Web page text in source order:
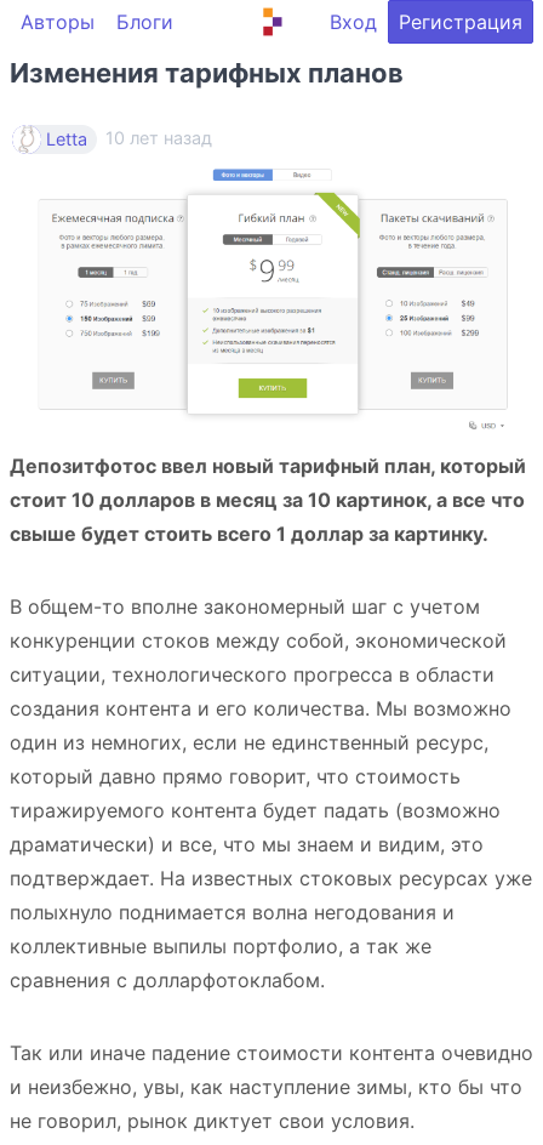
Авторы Блоги Вход Регистрация
Изменения тарифных планов
Letta 10 лет назад
Депозитфотос ввел новый тарифный план, который
стоит 10 долларов в месяц за 10 картинок, а все что
свыше будет стоить всего 1 доллар за картинку.
В общем-то вполне закономерный шаг с учетом
конкуренции стоков между собой, экономической
ситуации, технологического прогресса в области
создания контента и его количества. Мы возможно
один из немногих, если не единственный ресурс,
который давно прямо говорит, что стоимость
тиражируемого контента будет падать (возможно
драматически) и все, что мы знаем и видим, это
подтверждает. На известных стоковых ресурсах уже
полыхнуло поднимается волна негодования и
коллективные выпилы портфолио, а так же
сравнения с долларфотоклабом.
Так или иначе падение стоимости контента очевидно
и неизбежно, увы, как наступление зимы, кто бы что
не говорил, рынок диктует свои условия.